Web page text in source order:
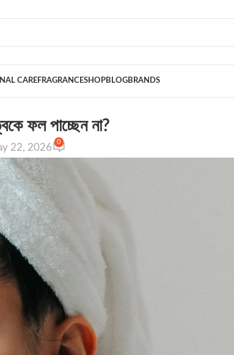
CAREFRAGRANCESHOPBLOGBRANDS
ফল পাচ্ছেন না?
22, 2026
0